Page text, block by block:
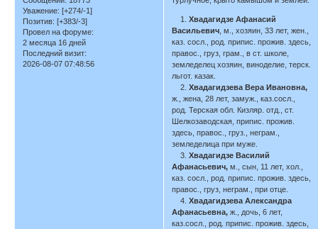
Уважение: [+274/-1]
Позитив: [+383/-3]
Провел на форуме:
2 месяца 16 дней
Последний визит:
2026-08-07 07:48:56
1.Хвадагидзе Афанасий
Васильевич , м., хозяин, 33 лет, жен.,
каз. сосл., род. припис. прожив. здесь,
правос., груз, грам., в ст. школе,
земледелец хозяин, виноделие, терск.
льгот. казак.
2.Хвадагидзева Вера Ивановна,
ж., жена, 28 лет, замуж., каз.сосл.,
род. Терская обл. Кизляр. отд., ст.
Шелкозаводская, припис. прожив.
здесь, правос., груз., неграм.,
земледелица при муже.
3.Хвадагидзе Василий
Афанасьевич, м., сын, 11 лет, хол.,
каз. сосл., род. припис. прожив. здесь,
правос., груз, неграм., при отце.
4.Хвадагидзева Александра
Афанасьевна, ж., дочь, 6 лет,
каз.сосл., род. припис. прожив. здесь,